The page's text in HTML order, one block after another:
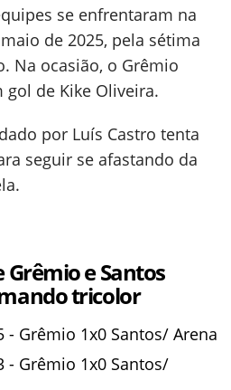
se enfrentaram na
de 2025, pela sétima
Na ocasião, o Grêmio
gol de Kike Oliveira.
por Luís Castro tenta
seguir se afastando da
e Santos
tricolor
- Grêmio 1x0 Santos/ Arena
- Grêmio 1x0 Santos/